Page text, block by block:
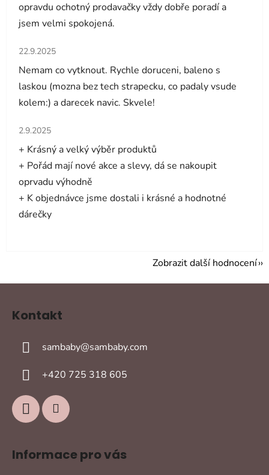
opravdu ochotný prodavačky vždy dobře poradí a
jsem velmi spokojená.
Hodnocení obchodu je 5 z 5 hvězdiček.
22.9.2025
Nemam co vytknout. Rychle doruceni, baleno s
laskou (mozna bez tech strapecku, co padaly vsude
kolem:) a darecek navic. Skvele!
Hodnocení obchodu je 5 z 5 hvězdiček.
2.9.2025
+ Krásný a velký výběr produktů
+ Pořád mají nové akce a slevy, dá se nakoupit
oprvadu výhodně
+ K objednávce jsme dostali i krásné a hodnotné
dárečky
Zobrazit další hodnocení
Kontakt
sambaby@sambaby.com
+420 725 318 605
Informace pro vás